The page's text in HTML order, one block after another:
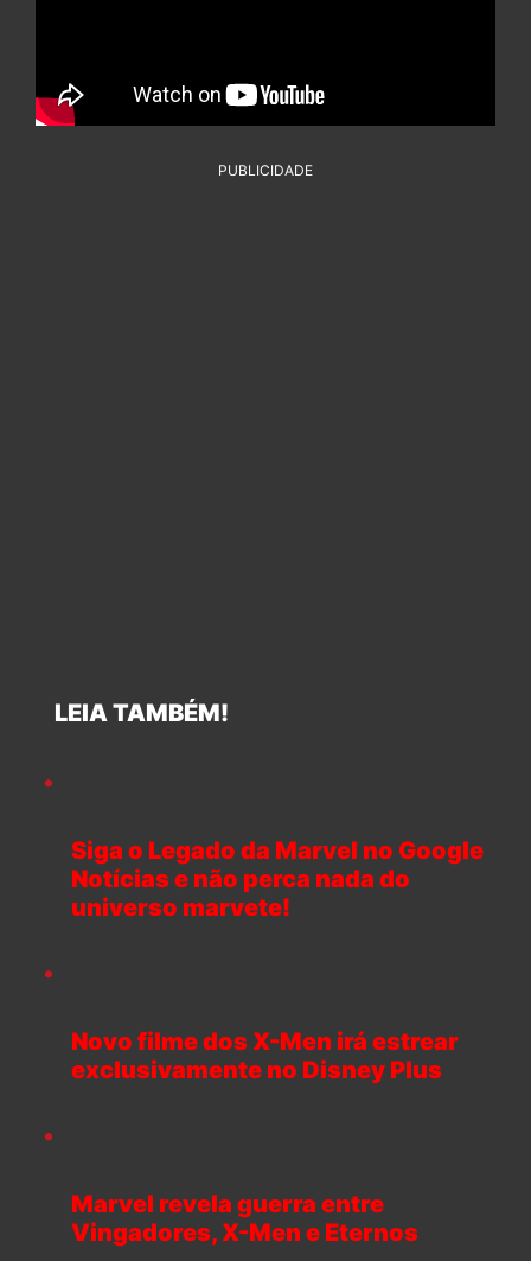
PUBLICIDADE
LEIA TAMBÉM!
Siga o Legado da Marvel no Google
Notícias e não perca nada do
universo marvete!
Novo filme dos X-Men irá estrear
exclusivamente no Disney Plus
Marvel revela guerra entre
Vingadores, X-Men e Eternos